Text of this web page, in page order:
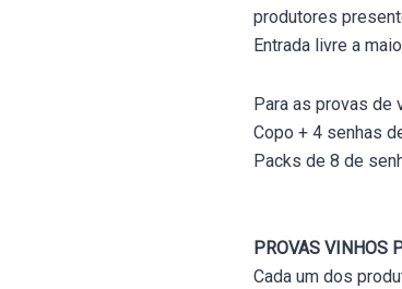
produtores
Entrada livre a
Para as provas de
Copo + 4 senhas
Packs de 8 de
PROVAS VINHOS
Cada um dos